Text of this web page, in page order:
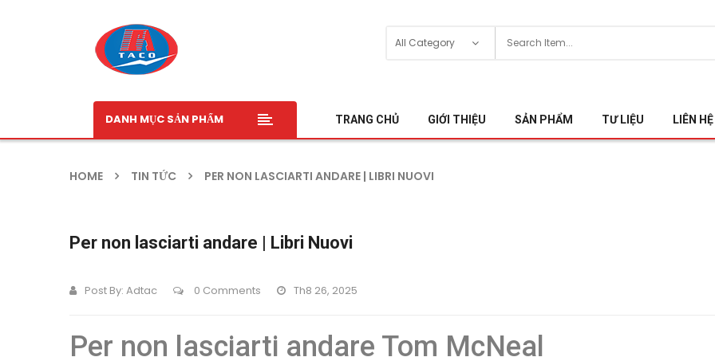
DANH MỤC SẢN PHẨM TRANG CHỦ GIỚI THIỆU SẢN PHẨM TƯ LIỆU LIÊN HỆ
HOME TIN TỨC PER NON LASCIARTI ANDARE | LIBRI NUOVI
Per non lasciarti andare | Libri Nuovi
Post By: Adtac 0 Comments Th8 26, 2025
Per non lasciarti andare Tom McNeal